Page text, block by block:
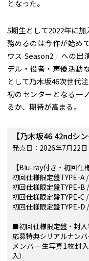
となった。
5期生として2022年に
務めるのは今作が始め
ウス Season2」への出
デル・役者・声優活動
として乃木坂46次世代
初のセンターとなる一
るか、期待が高まる。
【乃木坂46 42ndシ
発売日：2026年7月22日
【Blu-ray付き・初回仕
初回仕様限定盤TYPE-A
初回仕様限定盤TYPE-B
初回仕様限定盤TYPE-C
初回仕様限定盤TYPE-
■初回仕様限定盤・封入
応募特典シリアルナンバ
メンバー生写真1枚封
入）